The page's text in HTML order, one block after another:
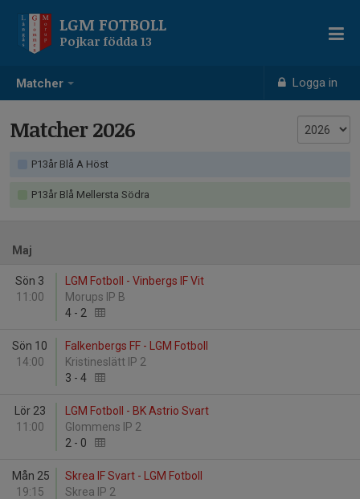
Matcher Logga in
LGM FOTBOLL
Pojkar födda 13
Matcher 2026
P13år Blå A Höst
P13år Blå Mellersta Södra
Maj
Sön 3
11:00
LGM Fotboll - Vinbergs IF Vit
Morups IP B
4 - 2
Sön 10
14:00
Falkenbergs FF - LGM Fotboll
Kristineslätt IP 2
3 - 4
Lör 23
11:00
LGM Fotboll - BK Astrio Svart
Glommens IP 2
2 - 0
Mån 25
19:15
Skrea IF Svart - LGM Fotboll
Skrea IP 2